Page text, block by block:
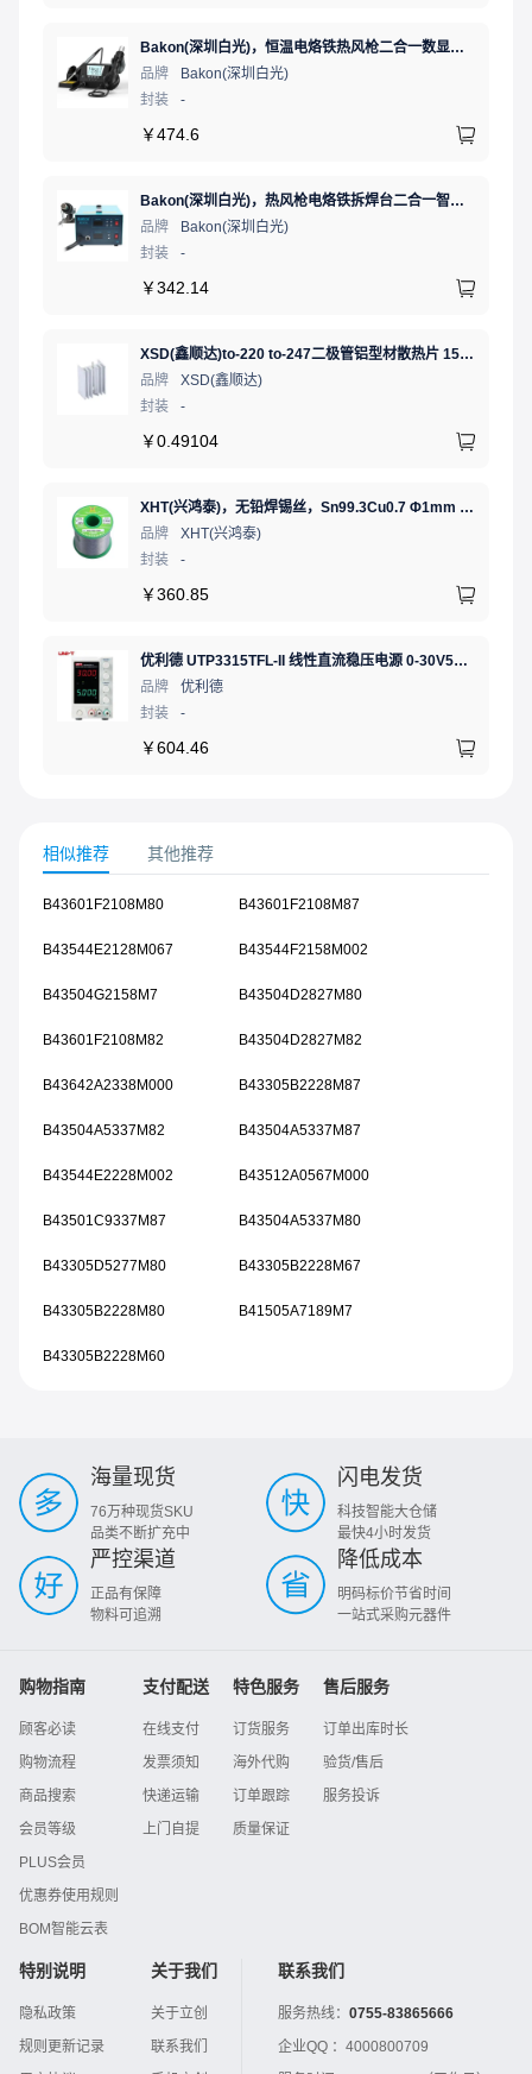
Bakon(深圳白光)，恒温电烙铁热风枪二合一数显可调温大功率无铅拆焊台，BK881（新老款交替发货）
品牌
Bakon(深圳白光)
封装
-
￥474.6
Bakon(深圳白光)，热风枪电烙铁拆焊台二合一智能双数显可调恒温焊接台，BK701D
品牌
Bakon(深圳白光)
封装
-
￥342.14
XSD(鑫顺达)to-220 to-247二极管铝型材散热片 15.5*10.5*21 本色带针大功率电子散热器（可定制）
品牌
XSD(鑫顺达)
封装
-
￥0.49104
XHT(兴鸿泰)，无铅焊锡丝，Sn99.3Cu0.7 Φ1mm 750G，环保锡线， 免洗焊锡丝/锡线,1卷
品牌
XHT(兴鸿泰)
封装
-
￥360.85
优利德 UTP3315TFL-II 线性直流稳压电源 0-30V5A 低噪声高精度实验电源
品牌
优利德
封装
-
￥604.46
相似推荐 其他推荐
B43601F2108M80 B43601F2108M87
B43544E2128M067 B43544F2158M002
B43504G2158M7 B43504D2827M80
B43601F2108M82 B43504D2827M82
B43642A2338M000 B43305B2228M87
B43504A5337M82 B43504A5337M87
B43544E2228M002 B43512A0567M000
B43501C9337M87 B43504A5337M80
B43305D5277M80 B43305B2228M67
B43305B2228M80 B41505A7189M7
B43305B2228M60
海量现货
76万种现货SKU
品类不断扩充中
闪电发货
科技智能大仓储
最快4小时发货
严控渠道
正品有保障
物料可追溯
降低成本
明码标价节省时间
一站式采购元器件
购物指南
顾客必读
购物流程
商品搜索
会员等级
PLUS会员
优惠券使用规则
BOM智能云表
支付配送
在线支付
发票须知
快递运输
上门自提
特色服务
订货服务
海外代购
订单跟踪
质量保证
售后服务
订单出库时长
验货/售后
服务投诉
特别说明
隐私政策
规则更新记录
关于我们
关于立创
联系我们
联系我们
服务热线： 0755-83865666
企业QQ ： 4000800709